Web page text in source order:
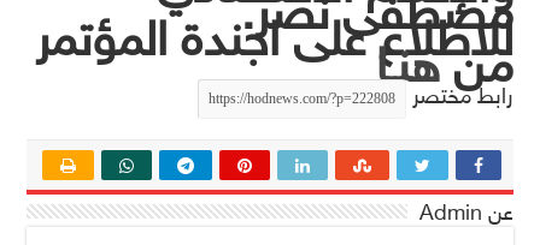
مصطفى نصر.
للاطلاع على اجندة المؤتمر
منهنـارابط مختصر
عن Admin